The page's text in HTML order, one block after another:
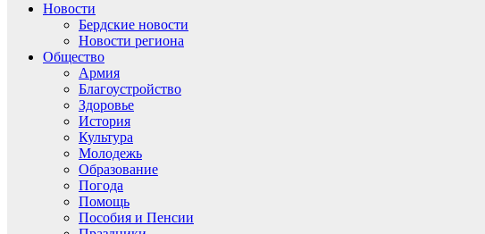
Новости
Бердские новости
Новости региона
Общество
Армия
Благоустройство
Здоровье
История
Культура
Молодежь
Образование
Погода
Помощь
Пособия и Пенсии